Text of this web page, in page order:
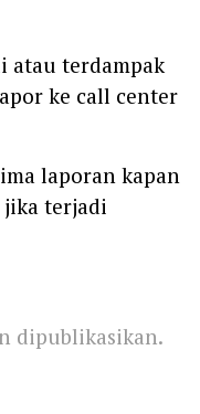
atau terdampak
ke call center
laporan kapan
jika terjadi
dipublikasikan.